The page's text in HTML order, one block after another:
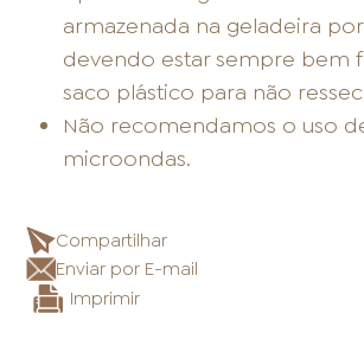
armazenada na geladeira por
devendo estar sempre bem
saco plástico para não
Não recomendamos o uso
microondas.
Compartilhar
Enviar por E-mail
Imprimir